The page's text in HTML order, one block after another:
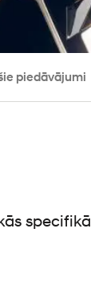
piedāvājumi